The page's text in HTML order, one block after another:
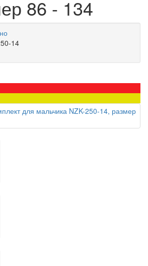
86 - 134
14